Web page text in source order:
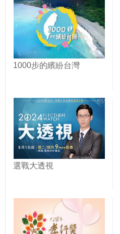
1000步的繽紛台灣
選戰大透視